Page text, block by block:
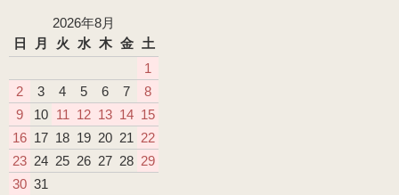
2026年8月
日
月 火 水 木 金
土
1
2
3 4 5 6 7
8
9
10 11 12 13 14 15
16 17 18 19 20 21 22
23 24 25 26 27 28 29
30 31